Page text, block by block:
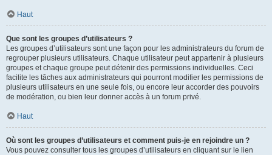
Haut
Que sont les groupes d’utilisateurs ?
Les groupes d’utilisateurs sont une façon pour les administrateurs du forum de
regrouper plusieurs utilisateurs. Chaque utilisateur peut appartenir à plusieurs
groupes et chaque groupe peut détenir des permissions individuelles. Ceci
facilite les tâches aux administrateurs qui pourront modifier les permissions de
plusieurs utilisateurs en une seule fois, ou encore leur accorder des pouvoirs
de modération, ou bien leur donner accès à un forum privé.
Haut
Où sont les groupes d’utilisateurs et comment puis-je en rejoindre un ?
Vous pouvez consulter tous les groupes d’utilisateurs en cliquant sur le lien